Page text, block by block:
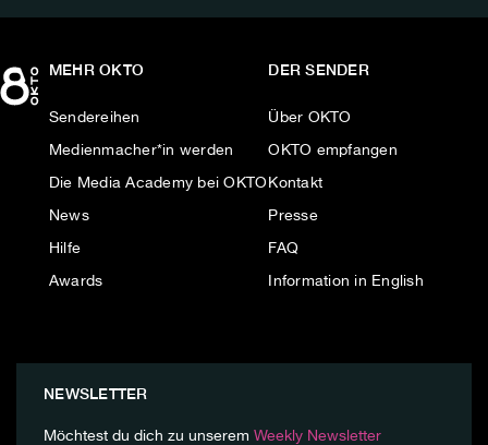
MEHR OKTO
Sendereihen
Medienmacher*in werden
Die Media Academy bei OKTO
News
Hilfe
Awards
DER SENDER
Über OKTO
OKTO empfangen
Kontakt
Presse
FAQ
Information in English
NEWSLETTER
Möchtest du dich zu unserem Weekly Newsletter